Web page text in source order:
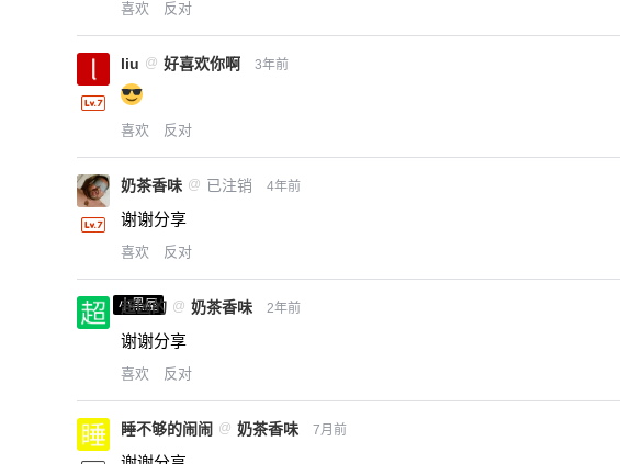
喜欢 反对
liu @ 好喜欢你啊 3年前
喜欢 反对
奶茶香味 @ 已注销 4年前
谢谢分享
喜欢 反对
小黑屋
超凶的 @ 奶茶香味 2年前
谢谢分享
喜欢 反对
睡不够的闹闹 @ 奶茶香味 7月前